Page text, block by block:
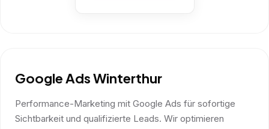
Google Ads Winterthur
Performance-Marketing mit Google Ads für sofortige
Sichtbarkeit und qualifizierte Leads. Wir optimieren